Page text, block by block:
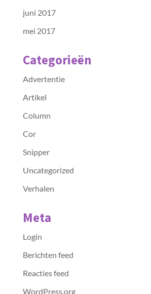
juni 2017
mei 2017
Categorieën
Advertentie
Artikel
Column
Cor
Snipper
Uncategorized
Verhalen
Meta
Login
Berichten feed
Reacties feed
WordPress.org